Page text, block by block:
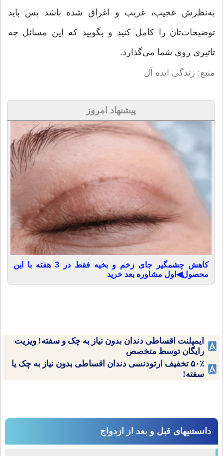
به‌نظرش عجیب، غریب و اغراق شده باشد پس باید
توضیحات‌تان را کامل کنید و بگویید که این مسائل چه
تاثیری روی شما می‌گذارد.
منبع: زندگی ایده آل
پیشنهاد امروز
کاهش چشمگیر جای زخم و بخیه فقط در 3 هفته با این
محصول◀اول مشاوره بعد خرید
ایمپلنت اقساطی دندان بدون نیاز به چک و سفته! ویزیت
رایگان توسط متخصص
۵۰٪ تخفیف ارتودنسی دندان اقساطی بدون نیاز به چک یا
سفته!
دانستنیهای قبل و بعد از ازدواج